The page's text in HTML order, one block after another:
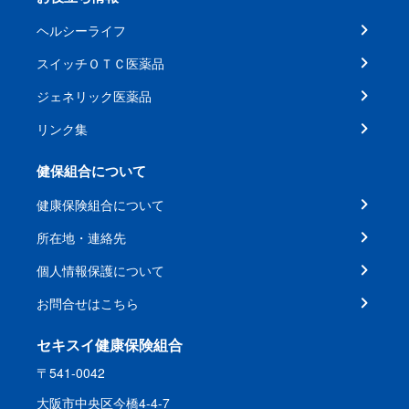
ヘルシーライフ
スイッチＯＴＣ医薬品
ジェネリック医薬品
リンク集
健保組合について
健康保険組合について
所在地・連絡先
個人情報保護について
お問合せはこちら
セキスイ健康保険組合
〒541-0042
大阪市中央区今橋4-4-7